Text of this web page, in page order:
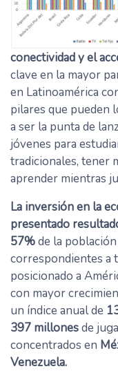
conectividad y el
clave en la mayor
en Latinoamérica
pilares que pueden
a ser la punta de
jóvenes para
tradicionales, tener
aprender mientras
La inversión en la
presentado
57%de la
correspondientes a
posicionado a
con mayor
un índice anual de
397 millonesde
concentrados en
Venezuela.